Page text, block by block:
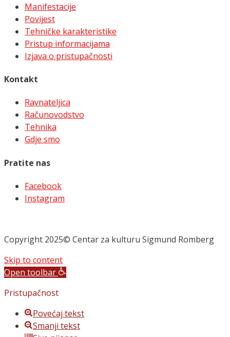
Manifestacije
Povijest
Tehničke karakteristike
Pristup informacijama
Izjava o pristupačnosti
Kontakt
Ravnateljica
Računovodstvo
Tehnika
Gdje smo
Pratite nas
Facebook
Instagram
Copyright 2025© Centar za kulturu Sigmund Romberg
Skip to content
Open toolbar
Pristupačnost
Povećaj tekst
Smanji tekst